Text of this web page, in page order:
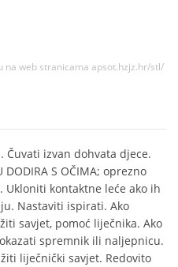
na web stranicama apsot.hzjz.hr/stl/
Čuvati izvan dohvata djece.
S OČIMA; oprezno
kontaktne leće ako ih
Nastaviti ispirati. Ako
savjet, pomoć liječnika. Ako
spremnik ili naljepnicu.
liječnički savjet. Redovito